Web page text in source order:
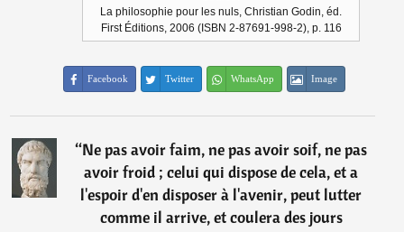
La philosophie pour les nuls, Christian Godin, éd.
First Éditions, 2006 (ISBN 2-87691-998-2), p. 116
Facebook Twitter WhatsApp Image
“Ne pas avoir faim, ne pas avoir soif, ne pas
avoir froid ; celui qui dispose de cela, et a
l'espoir d'en disposer à l'avenir, peut lutter
comme il arrive, et coulera des jours